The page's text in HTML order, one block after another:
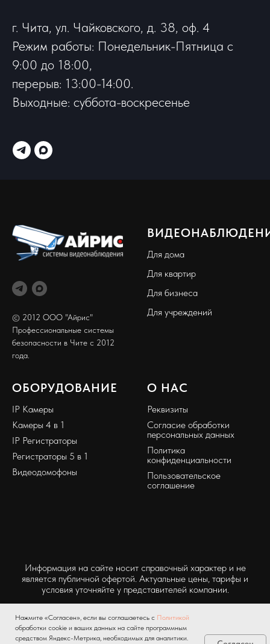
г. Чита, ул. Чайковского, д. 38, оф. 4
Режим работы: Понедельник-Пятница с
9:00 до 18:00,
перерыв: 13:00-14:00.
Выходные: суббота-воскресенье
© 2012 ООО "Айрис"
Профессиональные системы
безопасности в Чите с 2012
года.
Для дома
Для квартир
Для бизнеса
Для учреждений
ОБОРУДОВАНИЕ
IP Камеры
Камеры 4 в 1
IP Регистраторы
Регистраторы 5 в 1
Видеодомофоны
О НАС
Реквизиты
Согласие обработки
персональных данных
Политика
конфиденциальности
Пользовательское
соглашение
Информация на сайте носит справочный характер и не
является публичной офертой. Актуальные цены, тарифы и
условия уточняйте у представителей компании.
Нажмите «Согласен», если вы соглашаетесь с Политикой
обработки cookie и ваших данных на сайте программным
средством Яндекс-Метрика, необходимых для аналитики.